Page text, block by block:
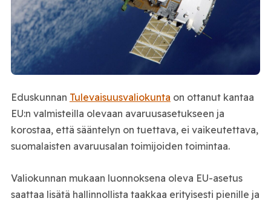
Eduskunnan Tulevaisuusvaliokunta on ottanut kantaa
EU:n valmisteilla olevaan avaruusasetukseen ja
korostaa, että sääntelyn on tuettava, ei vaikeutettava,
suomalaisten avaruusalan toimijoiden toimintaa.
Valiokunnan mukaan luonnoksena oleva EU-asetus
saattaa lisätä hallinnollista taakkaa erityisesti pienille ja